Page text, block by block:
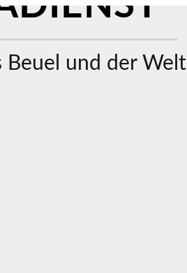
Beuel und der Welt